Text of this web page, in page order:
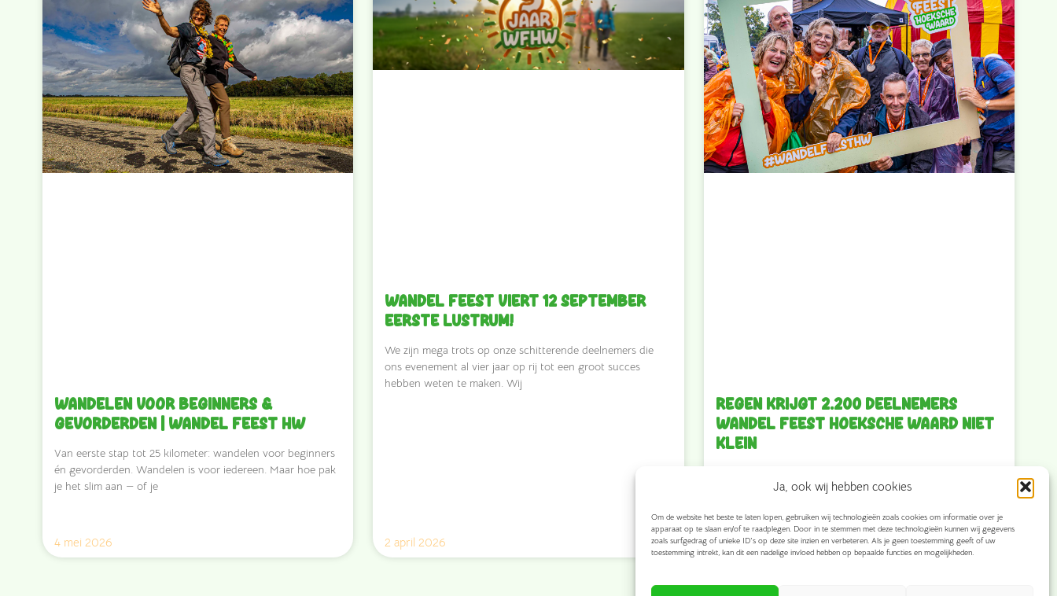
Ja, ook wij hebben cookies
Om de website het beste te laten lopen, gebruiken wij technologieën zoals cookies om informatie over je
apparaat op te slaan en/of te raadplegen. Door in te stemmen met deze technologieën kunnen wij gegevens
zoals surfgedrag of unieke ID's op deze site inzien en verbeteren. Als je geen toestemming geeft of uw
toestemming intrekt, kan dit een nadelige invloed hebben op bepaalde functies en mogelijkheden.
Wandelen voor beginners &
gevorderden | Wandel Feest HW
Van eerste stap tot 25 kilometer: wandelen voor beginners
én gevorderden. Wandelen is voor iedereen. Maar hoe pak
je het slim aan — of je
4 mei 2026
Wandel Feest viert 12 september
eerste lustrum!
We zijn mega trots op onze schitterende deelnemers die
ons evenement al vier jaar op rij tot een groot succes
hebben weten te maken. Wij
2 april 2026
Regen krijgt 2.200 deelnemers
Wandel Feest Hoeksche Waard niet
klein
september de vierde editie van Wandel Feest Hoeksche
15 september 2025